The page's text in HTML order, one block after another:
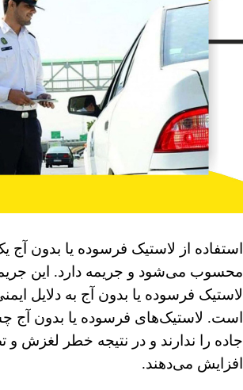
استفاده از لاستیک فرسوده یا بدون آج
محسوب می‌شود و جریمه دارد. این
لاستیک فرسوده یا بدون آج به دلایل
است. لاستیک‌های فرسوده یا بدون آج
جاده را ندارند و در نتیجه خطر لغزش
افزایش می‌دهند.